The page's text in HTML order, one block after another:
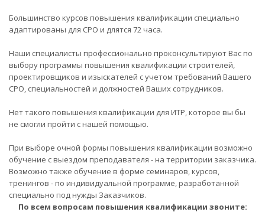
Большинство курсов повышения квалификации специально
адаптированы для СРО и длятся 72 часа.
Наши специалисты профессионально проконсультируют Вас по
выбору программы повышения квалификации строителей,
проектировщиков и изыскателей с учетом требований Вашего
СРО, специальностей и должностей Ваших сотрудников.
Нет такого повышения квалификации для ИТР, которое вы бы
не смогли пройти с нашей помощью.
При выборе очной формы повышения квалификации возможно
обучение с выездом преподавателя - на территории заказчика.
Возможно также обучение в форме семинаров, курсов,
тренингов - по индивидуальной программе, разработанной
специально под нужды Заказчиков.
По всем вопросам повышения квалификации звоните: